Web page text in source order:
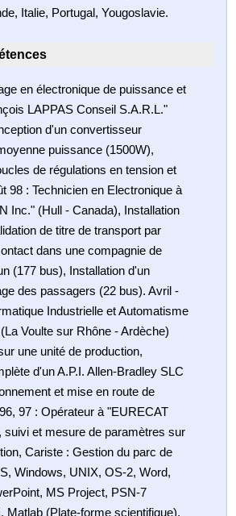
Italie, Portugal, Yougoslavie.
en électronique de puissance et
LAPPAS Conseil S.A.R.L."
d'un convertisseur
puissance (1500W),
de régulations en tension et
98 : Technicien en Electronique à
Inc." (Hull - Canada), Installation
de titre de transport par
dans une compagnie de
(177 bus), Installation d'un
des passagers (22 bus). Avril -
Industrielle et Automatisme
Voulte sur Rhône - Ardèche)
une unité de production,
d'un A.P.I. Allen-Bradley SLC
et mise en route de
97 : Opérateur à "EURECAT
suivi et mesure de paramètres sur
Cariste : Gestion du parc de
Windows, UNIX, OS-2, Word,
MS Project, PSN-7
Matlab (Plate-forme scientifique),